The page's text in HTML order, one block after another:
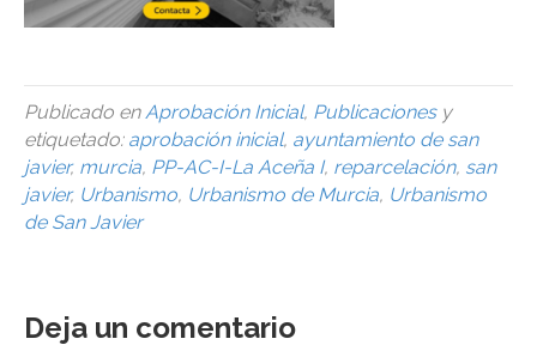
Publicado enAprobación Inicial, Publicacionesy
etiquetado: aprobación inicial, ayuntamiento de san
javier, murcia, PP-AC-I-La Aceña I, reparcelación, san
javier, Urbanismo, Urbanismo de Murcia, Urbanismo
de San Javier
Deja un comentario